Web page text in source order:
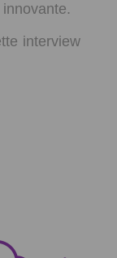
interview